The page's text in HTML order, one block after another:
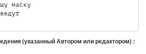
маску
И к самим себе ведут
(указанный Автором или редактором) :